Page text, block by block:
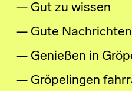
Gut zu wissen
Gute Nachrichten
Genießen in
Gröpelingen